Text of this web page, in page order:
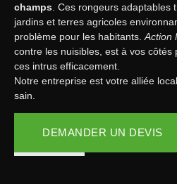
champs . Ces rongeurs
jardins et terres agricoles
problème pour les habitants. Action
contre les nuisibles, est à vos
ces intrus efficacement.
Notre entreprise est votre alliée
sain.
DEMANDER UN DEVIS